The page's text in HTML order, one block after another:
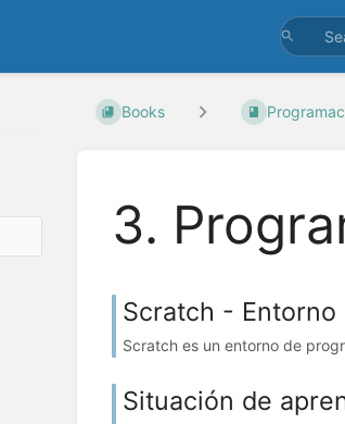
Books
3.
Scratch -
Scratch es un entorno de
Situación de